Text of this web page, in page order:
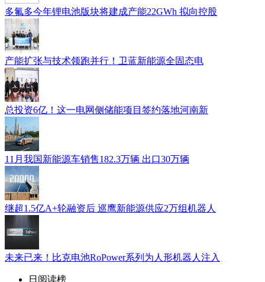
多氟多今年锂电池版块将建成产能22GWh 拟向控股
产能扩张与技术领跑并行！卫蓝新能源全固态电
总投资6亿！这一电网侧储能项目签约落地河南新
11月我国新能源车销售182.3万辆 出口30万辆
继超1.5亿A+轮融资后 巡鹰新能源供应2万组机器人
未来已来！比克电池RoPower系列为人形机器人注入
日阅读榜